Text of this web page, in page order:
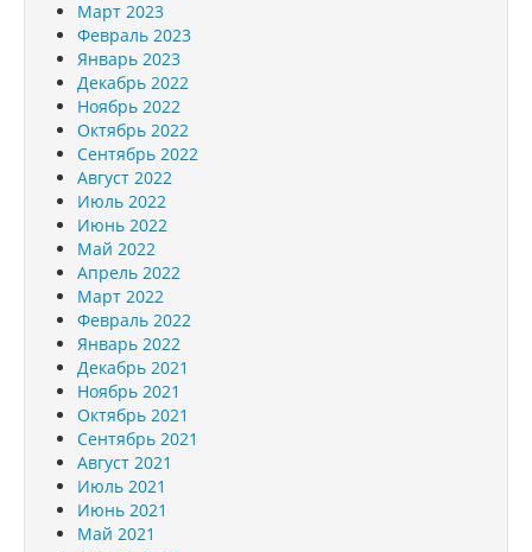
Март 2023
Февраль 2023
Январь 2023
Декабрь 2022
Ноябрь 2022
Октябрь 2022
Сентябрь 2022
Август 2022
Июль 2022
Июнь 2022
Май 2022
Апрель 2022
Март 2022
Февраль 2022
Январь 2022
Декабрь 2021
Ноябрь 2021
Октябрь 2021
Сентябрь 2021
Август 2021
Июль 2021
Июнь 2021
Май 2021